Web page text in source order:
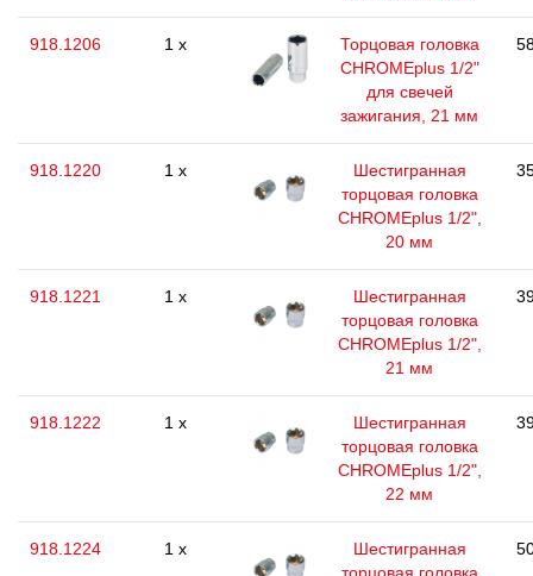
918.1206 1 x
Торцовая головка
CHROMEplus 1/2"
для свечей
зажигания, 21 мм
918.1220 1 x
Шестигранная
торцовая головка
CHROMEplus 1/2",
20 мм
918.1221 1 x
Шестигранная
торцовая головка
CHROMEplus 1/2",
21 мм
918.1222 1 x
Шестигранная
торцовая головка
CHROMEplus 1/2",
22 мм
918.1224 1 x
Шестигранная